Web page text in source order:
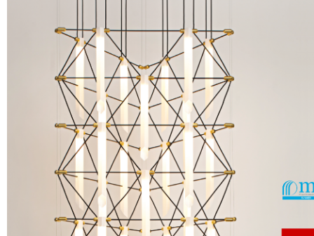
Design Davide Oppizzi
A'DESIGN AWARD PLATINIUM 2018
Créée par le designer Davide Oppizzi, cette collection a été présentée en
2017 à Euroluce.
Visitez le site des A'DESIGN AWARDS
Visitez le site desMIAW AWARDS
Visitez le site du producteur :www.designheure.com